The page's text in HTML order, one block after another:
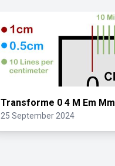
Transforme 0 4 M Em Mm
25 September 2024